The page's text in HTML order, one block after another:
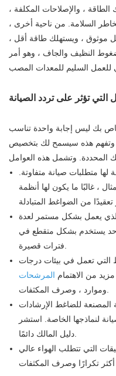
، والإصلاحات المكلفة ،
السلامة. من ناحية أخرى ،
موثوق ، ويستهلك طاقة أقل ،
النظيف والجاف ، وهو أمر
التي تؤثر على تردد الصيانة
بك ليس إجابة واحدة تناسب
، وتفهم هذه سيسمح لك بتخصيص
لها متطلبات صيانة متفاوتة.
، غالبًا ما يكون لها أنظمة
يعمل بشكل مستمر لعدة
يستخدم بشكل متقطع في
فترات قصيرة.
تعمل في بيئات درجات
من الاهتمام المرشحات
وموارد ، وصرف المكثفات.
المصنعة للضاغط الإرشادات
لنماذجها الخاصة. استشر
دليل المالك دائمًا.
التي تتطلب الهواء عالي